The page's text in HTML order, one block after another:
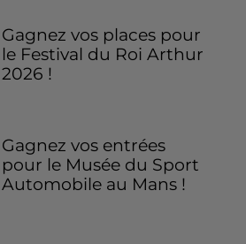
Gagnez vos places pour
le Festival du Roi Arthur
2026 !
Gagnez vos entrées
pour le Musée du Sport
Automobile au Mans !